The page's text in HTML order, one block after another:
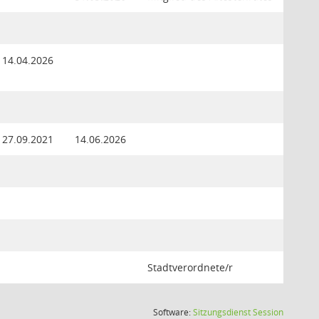
14.04.2026
27.09.2021 14.06.2026
Stadtverordnete/r
Software:SitzungsdienstSession(Wird in